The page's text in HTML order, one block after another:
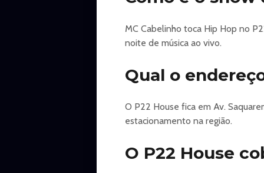
📍 Aproximadamente 700 metros
⸻
🥂 CAMAROTES EXCLUSIVOS
📲 Reservas via WhatsApp: (21)
📲 FIQUE CONECTADO
Acompanhe todas as novidades,
⸻
🔞 CLASSIFICAÇÃO: 18 ANOS
MC Cabelinho toca Hip Hop no
noite de música ao vivo.
Qual o
O P22 House fica em Av.
estacionamento na região.
O P22 House